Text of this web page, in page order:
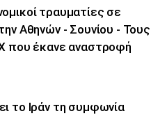
τραυματίες σε
Αθηνών - Σουνίου - Τους
που έκανε αναστροφή
το Ιράν τη συμφωνία